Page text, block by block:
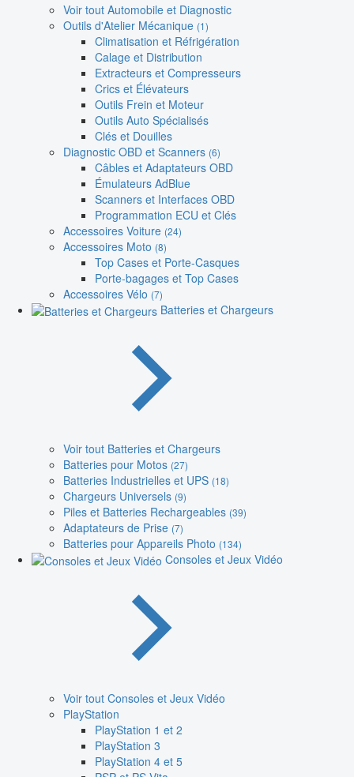
Voir tout Automobile et Diagnostic
Outils d'Atelier Mécanique (1)
Climatisation et Réfrigération
Calage et Distribution
Extracteurs et Compresseurs
Crics et Élévateurs
Outils Frein et Moteur
Outils Auto Spécialisés
Clés et Douilles
Diagnostic OBD et Scanners (6)
Câbles et Adaptateurs OBD
Émulateurs AdBlue
Scanners et Interfaces OBD
Programmation ECU et Clés
Accessoires Voiture (24)
Accessoires Moto (8)
Top Cases et Porte-Casques
Porte-bagages et Top Cases
Accessoires Vélo (7)
Batteries et Chargeurs
Voir tout Batteries et Chargeurs
Batteries pour Motos (27)
Batteries Industrielles et UPS (18)
Chargeurs Universels (9)
Piles et Batteries Rechargeables (39)
Adaptateurs de Prise (7)
Batteries pour Appareils Photo (134)
Consoles et Jeux Vidéo
Voir tout Consoles et Jeux Vidéo
PlayStation
PlayStation 1 et 2
PlayStation 3
PlayStation 4 et 5